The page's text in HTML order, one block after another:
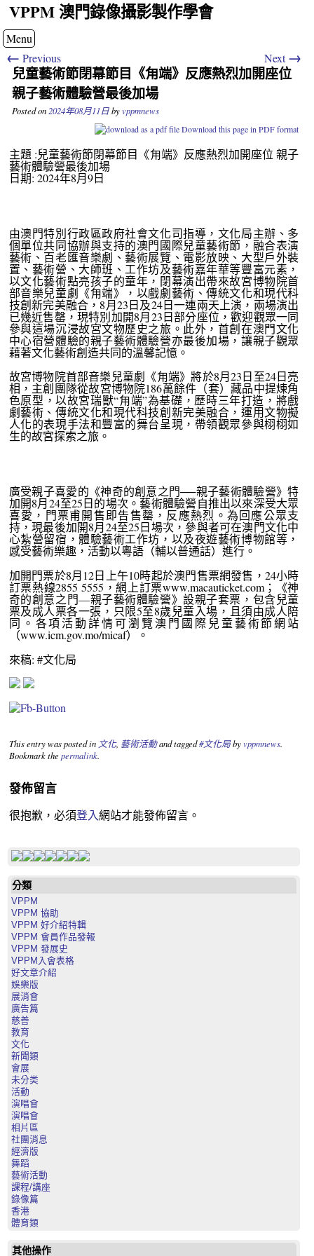
VPPM 澳門錄像攝影製作學會
Menu
← Previous Next→
兒童藝術節閉幕節目《甪端》反應熱烈加開座位
親子藝術體驗營最後加場
Posted on 2024年08月11日byvppmnews
Download this page in PDF format
主題 :兒童藝術節閉幕節目《甪端》反應熱烈加開座位 親子
藝術體驗營最後加場
日期: 2024年8月9日
由澳門特別行政區政府社會文化司指導，文化局主辦、多
個單位共同協辦與支持的澳門國際兒童藝術節，融合表演
藝術、百老匯音樂劇、藝術展覽、電影放映、大型戶外裝
置、藝術營、大師班、工作坊及藝術嘉年華等豐富元素，
以文化藝術點亮孩子的童年，閉幕演出帶來故宮博物院首
部音樂兒童劇《甪端》，以戲劇藝術、傳統文化和現代科
技創新完美融合，8月23日及24日一連兩天上演，兩場演出
已幾近售罄，現特別加開8月23日部分座位，歡迎觀眾一同
參與這場沉浸故宮文物歷史之旅。此外，首創在澳門文化
中心宿營體驗的親子藝術體驗營亦最後加場，讓親子觀眾
藉著文化藝術創造共同的溫馨記憶。
故宮博物院首部音樂兒童劇《甪端》將於8月23日至24日亮
相，主創團隊從故宮博物院186萬餘件（套）藏品中提煉角
色原型，以故宮瑞獸“甪端”為基礎，歷時三年打造，將戲
劇藝術、傳統文化和現代科技創新完美融合，運用文物擬
人化的表現手法和豐富的舞台呈現，帶領觀眾參與栩栩如
生的故宮探索之旅。
廣受親子喜愛的《神奇的創意之門──親子藝術體驗營》特
加開8月24至25日的場次。藝術體驗營自推出以來深受大眾
喜愛，門票甫開售即告售罄，反應熱烈。為回應公眾支
持，現最後加開8月24至25日場次，參與者可在澳門文化中
心紮營留宿，體驗藝術工作坊，以及夜遊藝術博物館等，
感受藝術樂趣，活動以粵語（輔以普通話）進行。
加開門票於8月12日上午10時起於澳門售票網發售，24小時
訂票熱線2855 5555，網上訂票www.macauticket.com；《神
奇的創意之門—親子藝術體驗營》設親子套票，包含兒童
票及成人票各一張，只限5至8歲兒童入場，且須由成人陪
同。各項活動詳情可瀏覽澳門國際兒童藝術節網站
（www.icm.gov.mo/micaf）。
來稿: #文化局
This entry was posted in 文化, 藝術活動and tagged#文化局byvppmnews.
Bookmark thepermalink.
發佈留言
很抱歉，必須登入網站才能發佈留言。
分類
VPPM
VPPM 協助
VPPM 好介紹特輯
VPPM 會員作品發報
VPPM 發展史
VPPM入會表格
好文章介紹
娛樂版
展消會
廣告篇
慈善
教育
文化
新聞類
會展
未分类
活動
演唱會
演唱會
相片區
社團消息
經濟版
舞蹈
藝術活動
課程/講座
錄像篇
香港
體育類
其他操作